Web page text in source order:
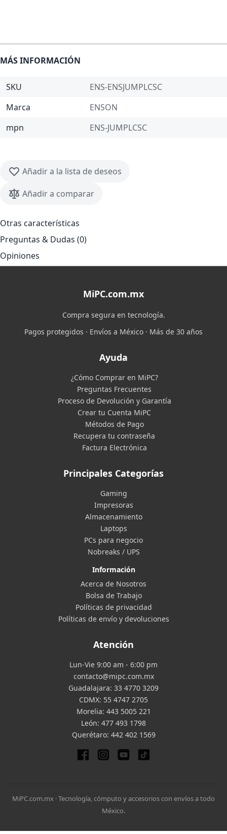
MÁS INFORMACIÓN
SKU
ENS-ENSJUMPLCSC
Marca
ENSON
mpn
ENS-JUMPLCSC
Añadir a la lista de deseos
Añadir a comparar
Otras características
Preguntas & Dudas (0)
Opiniones
MiPC.com.mx
Compra segura en tecnología.
Pagos protegidos · Envíos a México · Más de 30 años
Ayuda
¿Cómo Comprar en MiPC?
Preguntas Frecuentes
Proceso de Devolución y Garantía
Crear tu Cuenta MiPC
Métodos de Pago
Recupera tu contraseña
Factura Electrónica
Principales Categorías
Gaming
Impresoras
Almacenamiento
Laptops
PCs para negocio
Nobreaks / UPS
Información
Acerca de Nosotros
Bolsa de Trabajo
Políticas de privacidad
Políticas de envío y devoluciones
Atención
Lun-Vie 9:00 am - 6:00 pm
contacto@mipc.com.mx
Guadalajara: 33 4770 3209
CDMX: 55 4747 2705
Morelia: 443 5005 221
León: 477 493 1798
Querétaro: 442 402 1569
MiPC.com.mx · Tecnología, cómputo y accesorios con envíos a todo
México.